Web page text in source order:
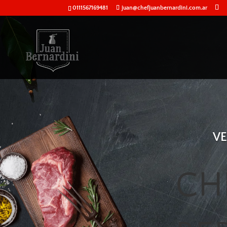
0111567169481 juan@chefjuanbernardini.com.ar